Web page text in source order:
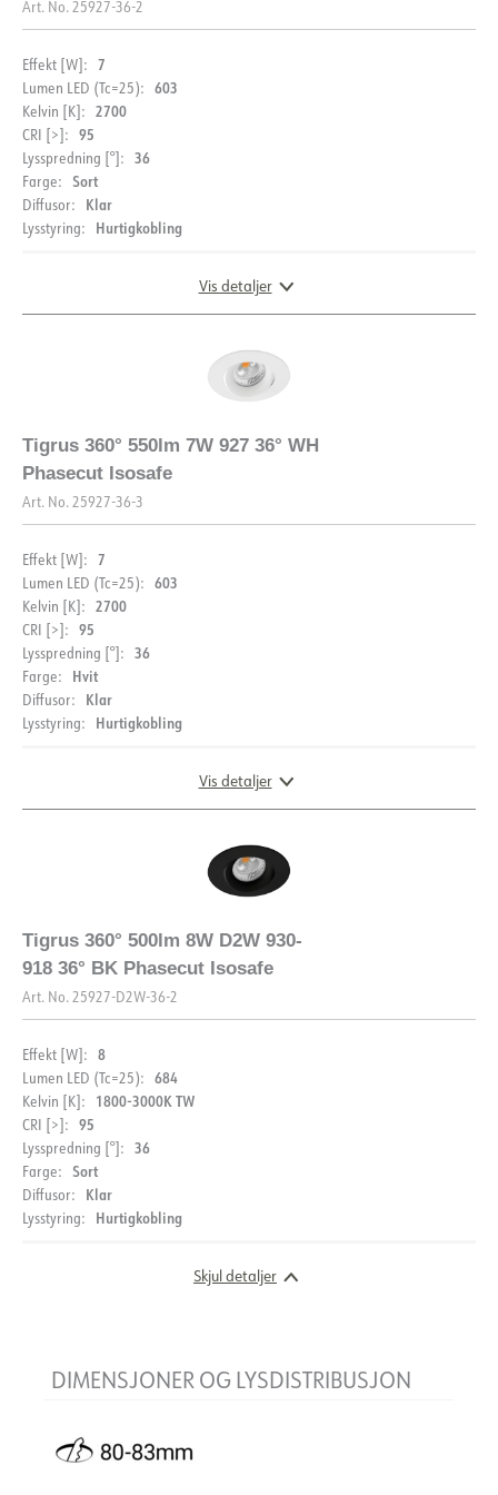
Art. No. 25927-36-2
Effekt [W]: 7
Lumen LED (Tc=25): 603
Kelvin [K]: 2700
CRI [>]: 95
Lysspredning [°]: 36
Farge: Sort
Diffusor: Klar
Lysstyring: Hurtigkobling
Vis detaljer
DIMENSJONER OG LYSDISTRIBUSJON
MONTERING
Monteringsanvisning
Datablad (NO) Datablad (ENG)
Tigrus 360° 550lm 7W 927 36° WH
Phasecut Isosafe
Art. No. 25927-36-3
Effekt [W]: 7
Lumen LED (Tc=25): 603
Kelvin [K]: 2700
CRI [>]: 95
Lysspredning [°]: 36
Farge: Hvit
Diffusor: Klar
Lysstyring: Hurtigkobling
Vis detaljer
DIMENSJONER OG LYSDISTRIBUSJON
Tigrus 360° 500lm 8W D2W 930-
918 36° BK Phasecut Isosafe
Art. No. 25927-D2W-36-2
Effekt [W]: 8
Lumen LED (Tc=25): 684
Kelvin [K]: 1800-3000K TW
CRI [>]: 95
Lysspredning [°]: 36
Farge: Sort
Diffusor: Klar
Lysstyring: Hurtigkobling
Skjul detaljer
DIMENSJONER OG LYSDISTRIBUSJON